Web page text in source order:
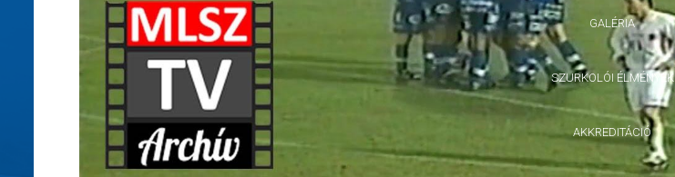
GALÉRIA
SZURKOLÓI ÉLMÉNYEK
AKKREDITÁCIÓ